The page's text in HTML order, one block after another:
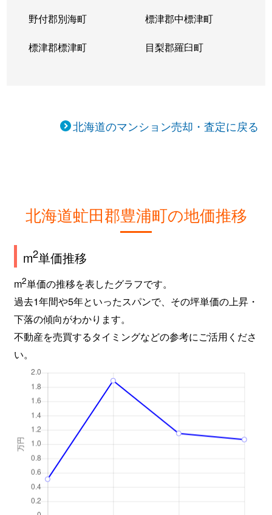
野付郡別海町 標津郡中標津町
標津郡標津町 目梨郡羅臼町
北海道のマンション売却・査定に戻る
北海道虻田郡豊浦町の地価推移
m2単価推移
m2単価の推移を表したグラフです。
過去1年間や5年といったスパンで、その坪単価の上昇・
下落の傾向がわかります。
不動産を売買するタイミングなどの参考にご活用くださ
い。